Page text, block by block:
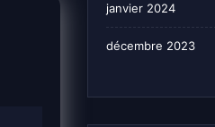
janvier 2024
décembre 2023